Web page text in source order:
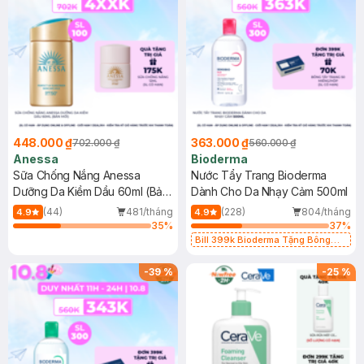
448.000 ₫702.000 ₫
Anessa
Sữa Chống Nắng Anessa
Dưỡng Da Kiềm Dầu 60ml (Bản
Mới)
4.9 (44)
481/tháng
35%
363.000 ₫560.000 ₫
Bioderma
Nước Tẩy Trang Bioderma
Dành Cho Da Nhạy Cảm 500ml
4.9 (228)
804/tháng
37%
Bill 399k Bioderma Tặng Bông
-39% -25 %